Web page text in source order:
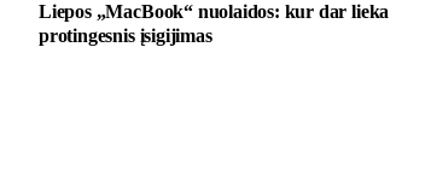
Liepos „MacBook“ nuolaidos: kur dar lieka
protingesnis įsigijimas